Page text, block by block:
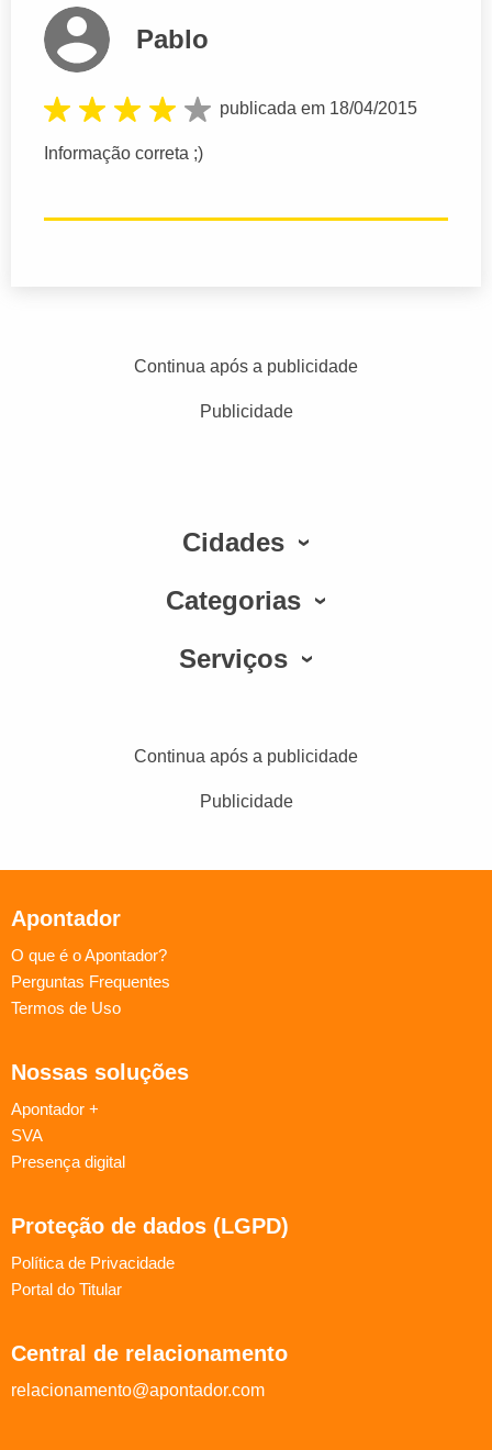
Pablo
publicada em 18/04/2015
Informação correta ;)
Continua após a publicidade
Publicidade
Cidades
Categorias
Serviços
Continua após a publicidade
Publicidade
Apontador
O que é o Apontador?
Perguntas Frequentes
Termos de Uso
Nossas soluções
Apontador +
SVA
Presença digital
Proteção de dados (LGPD)
Política de Privacidade
Portal do Titular
Central de relacionamento
relacionamento@apontador.com